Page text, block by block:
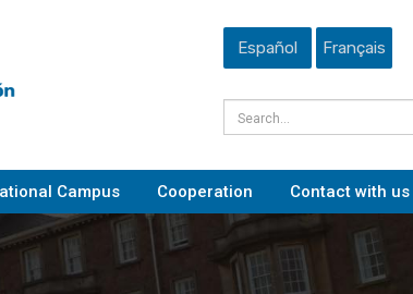
Español Français
Campus Cooperation Contact with us